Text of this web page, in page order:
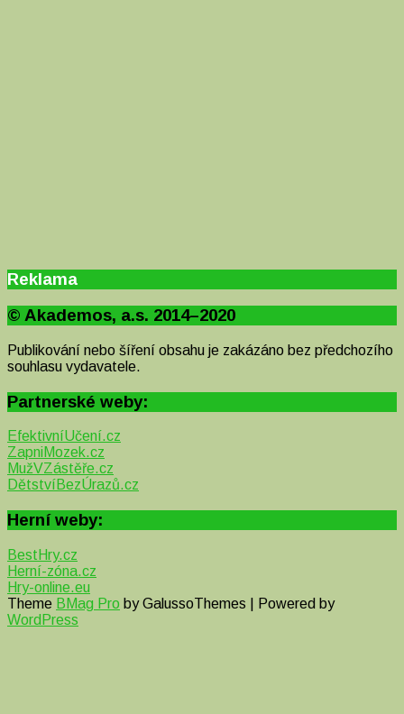
Reklama
© Akademos, a.s. 2014–2020
Publikování nebo šíření obsahu je zakázáno bez předchozího
souhlasu vydavatele.
Partnerské weby:
EfektivníUčení.cz
ZapniMozek.cz
MužVZástěře.cz
DětstvíBezÚrazů.cz
Herní weby:
BestHry.cz
Herní-zóna.cz
Hry-online.eu
Theme BMag Pro by GalussoThemes | Powered by
WordPress